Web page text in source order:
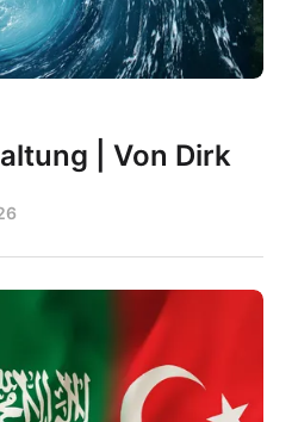
| Von Dirk